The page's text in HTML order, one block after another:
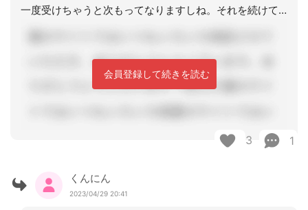
一度受けちゃうと次もってなりますしね。それを続けていった先に、くんにんさんが断っ
会員登録して続きを読む
3 1
くんにん
2023/04/29 20:41